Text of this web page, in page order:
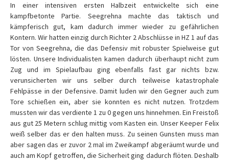
In einer intensiven ersten Halbzeit entwickelte sich eine
kampfbetonte Partie. Seegrehna machte das taktisch und
kämpferisch gut, kam dadurch immer wieder zu gefährlichen
Kontern. Wir hatten einzig durch Richter 2 Abschlüsse in HZ 1 auf das
Tor von Seegrehna, die das Defensiv mit robuster Spielweise gut
lösten. Unsere Individualisten kamen dadurch überhaupt nicht zum
Zug und im Spielaufbau ging ebenfalls fast gar nichts bzw.
verunsicherten wir uns selber durch teilweise katastrophale
Fehlpässe in der Defensive. Damit luden wir den Gegner auch zum
Tore schießen ein, aber sie konnten es nicht nutzen. Trotzdem
mussten wir das verdiente 1 zu 0 gegen uns hinnehmen. Ein Freistoß
aus gut 25 Metern schlug mittig vom Kasten ein. Unser Keeper Felix
weiß selber das er den halten muss. Zu seinen Gunsten muss man
aber sagen das er zuvor 2 mal im Zweikampf abgeräumt wurde und
auch am Kopf getroffen, die Sicherheit ging dadurch flöten. Deshalb